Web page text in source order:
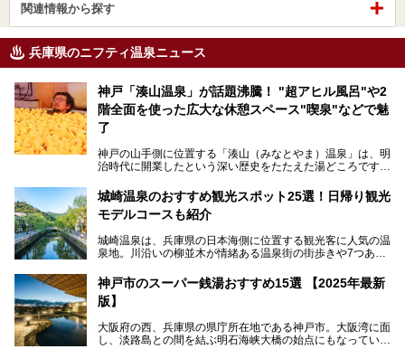
関連情報から探す
兵庫県のニフティ温泉ニュース
神戸「湊山温泉」が話題沸騰！ "超アヒル風呂"や2
階全面を使った広大な休憩スペース"喫泉"などで魅
了
神戸の山手側に位置する「湊山（みなとやま）温泉」は、明
治時代に開業したという深い歴史をたたえた湯どころです。
っぱいに浮かぶアヒルちゃん。さらに、ゆったりくつろげて
コワーキングも可能な休憩スペースも人気に。斬新な企画や
設備で人々をアッと驚かせる湊山温泉の魅力をリポートしま
城崎温泉のおすすめ観光スポット25選！日帰り観光
モデルコースも紹介
城崎温泉は、兵庫県の日本海側に位置する観光客に人気の温
泉地。川沿いの柳並木が情緒ある温泉街の街歩きや7つある
られています。鉄道の駅から温泉街が近く、歩いて回るのに
ちょうどよい規模で、日帰りでの訪問にもおすすめです。
の観光スポットをピックアップ。温泉やご当地グルメなどを
盛り込んだ日帰り観光モデルコースも紹介しているので、ぜ
神戸市のスーパー銭湯おすすめ15選 【2025年最新
版】
大阪府の西、兵庫県の県庁所在地である神戸市。大阪湾に面
し、淡路島との間を結ぶ明石海峡大橋の始点にもなっていま